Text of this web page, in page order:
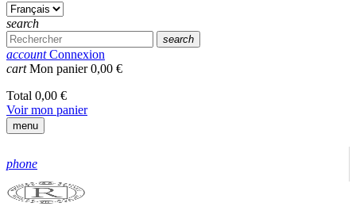
search
search
account Connexion
cart Mon panier0,00 €
Total 0,00 €
Voir mon panier
menu
phone